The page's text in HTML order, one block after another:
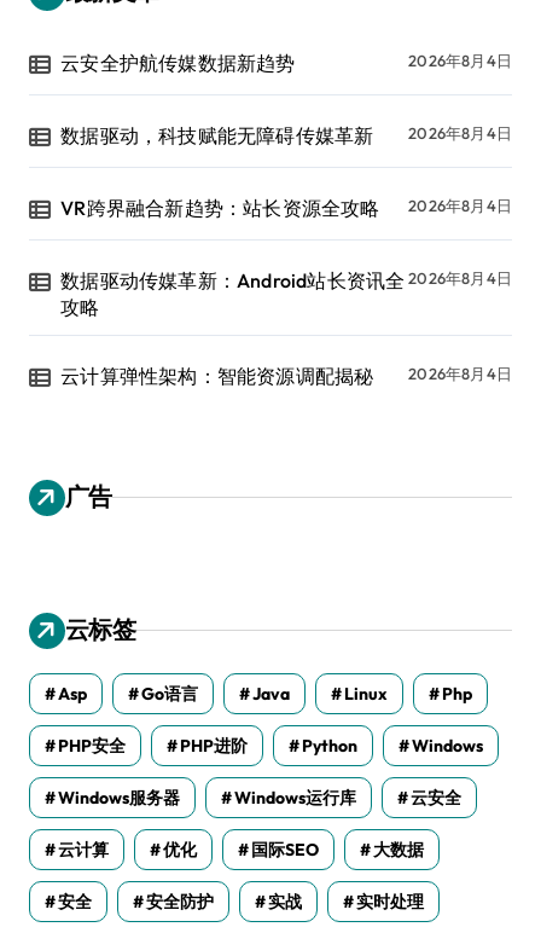
云安全护航传媒数据新趋势 2026年8月4日
数据驱动，科技赋能无障碍传媒革新 2026年8月4日
VR跨界融合新趋势：站长资源全攻略 2026年8月4日
数据驱动传媒革新：Android站长资讯全
攻略
2026年8月4日
云计算弹性架构：智能资源调配揭秘 2026年8月4日
广告
云标签
Asp Go语言 Java Linux Php
PHP安全 PHP进阶 Python Windows
Windows服务器 Windows运行库 云安全
云计算 优化 国际SEO 大数据
安全 安全防护 实战 实时处理